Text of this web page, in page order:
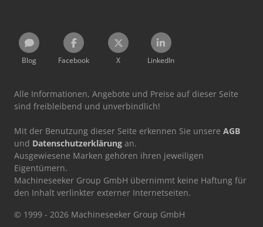
Blog Facebook X LinkedIn
Alle Informationen, Angebote und Preise auf dieser Seite
sind freibleibend und unverbindlich!
Mit der Benutzung dieser Seite erkennen Sie unsere AGB
und Datenschutzerklärung an.
Ausgewiesene Marken gehören ihren jeweiligen
Eigentümern.
Machineseeker Group GmbH übernimmt keine Haftung für
den Inhalt verlinkter externer Internetseiten.
© 1999 - 2026 Machineseeker Group GmbH